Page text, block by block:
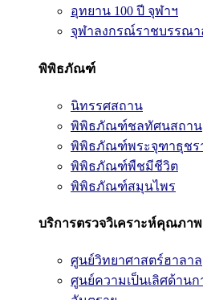
อุทยาน 100 ปี จุฬาฯ
จุฬาลงกรณ์ราชบรรณา
พิพิธภัณฑ์
นิทรรศสถาน
พิพิธภัณฑ์ชลทัศนสถาน
พิพิธภัณฑ์พระจุฑาธุชร
พิพิธภัณฑ์พืชมีชีวิต
พิพิธภัณฑ์สมุนไพร
บริการตรวจวิเคราะห์คุณภาพ
ศูนย์วิทยาศาสตร์ฮาลาล
ศูนย์ความเป็นเลิศด้านก